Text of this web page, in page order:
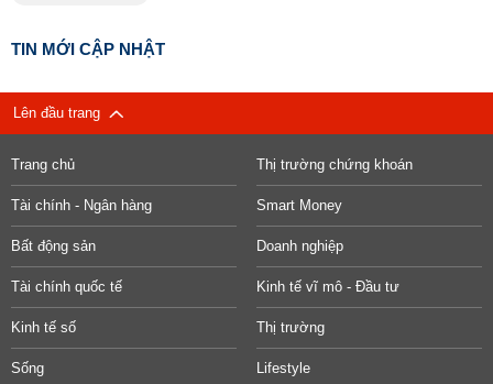
TIN MỚI CẬP NHẬT
Lên đầu trang
Trang chủ Thị trường chứng khoán
Tài chính - Ngân hàng Smart Money
Bất động sản Doanh nghiệp
Tài chính quốc tế Kinh tế vĩ mô - Đầu tư
Kinh tế số Thị trường
Sống Lifestyle